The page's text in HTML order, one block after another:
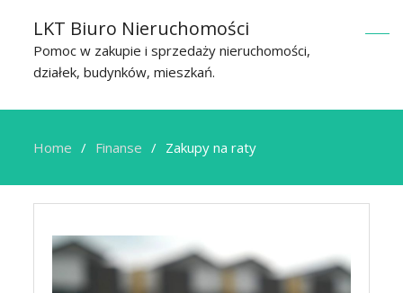
LKT Biuro Nieruchomości
Pomoc w zakupie i sprzedaży nieruchomości,
działek, budynków, mieszkań.
Home Finanse Zakupy na raty